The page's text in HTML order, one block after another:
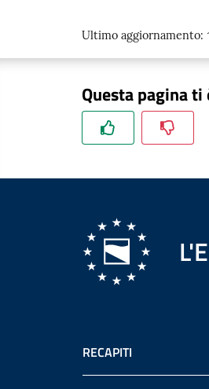
Ultimo aggiornamento:
Questa pagina
RECAPITI